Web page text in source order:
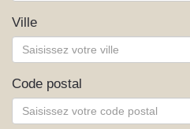
Ville
Code postal